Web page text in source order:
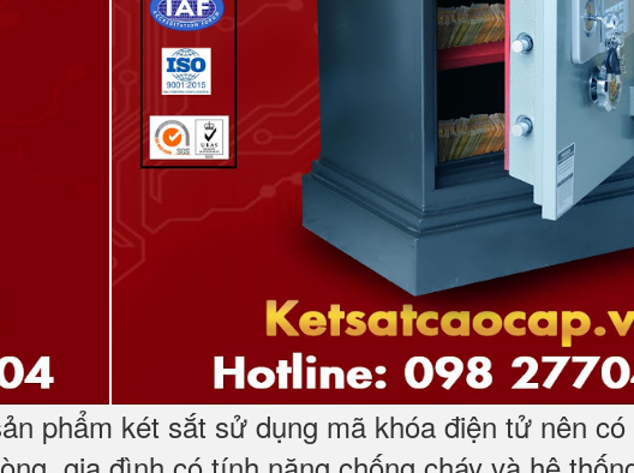
phẩm két sắt sử dụng mã khóa điện tử nên